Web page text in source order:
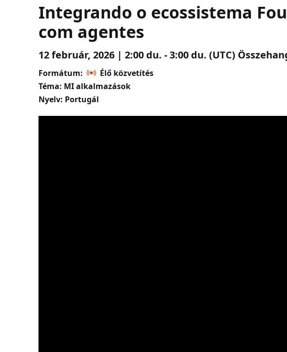
Integrando o ecossistema
com agentes
12 február, 2026 | 2:00 du. - 3:00 du. (UTC)
Formátum:
Élő közvetítés
Téma: MI alkalmazások
Nyelv: Portugál